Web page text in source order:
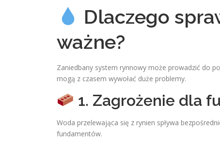
Dlaczego
ważne?
Zaniedbany system rynnowy może prowadzić do
mogą z czasem wywołać duże problemy.
1. Zagrożenie dla
Woda przelewająca się z rynien spływa
fundamentów.